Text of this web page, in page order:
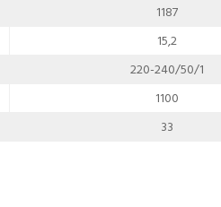
1187
15,2
220-240/50/1
1100
33